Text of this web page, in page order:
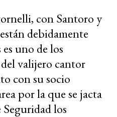
con Santoro y
debidamente
uno de los
valijero cantor
con su socio
por la que se jacta
los